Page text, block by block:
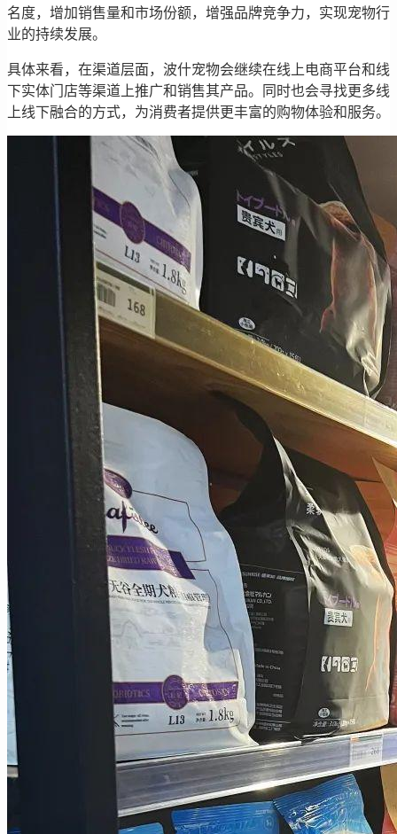
名度，增加销售量和市场份额，增强品牌竞争力，实现宠物行
业的持续发展。
具体来看，在渠道层面，波什宠物会继续在线上电商平台和线
下实体门店等渠道上推广和销售其产品。同时也会寻找更多线
上线下融合的方式，为消费者提供更丰富的购物体验和服务。